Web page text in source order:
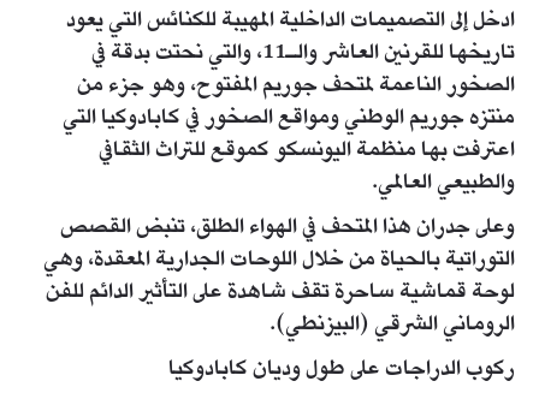
ادخل إلى التصميمات الداخلية المهيبة للكنائس التي يعود
تاريخها للقرنين العاشر والـ11، والتي نحتت بدقة في
الصخور الناعمة لمتحف جوريم المفتوح، وهو جزء من
منتزه جوريم الوطني ومواقع الصخور في كابادوكيا التي
اعترفت بها منظمة اليونسكو كموقع للتراث الثقافي
والطبيعي العالمي.
وعلى جدران هذا المتحف في الهواء الطلق، تنبض القصص
التوراتية بالحياة من خلال اللوحات الجدارية المعقدة، وهي
لوحة قماشية ساحرة تقف شاهدة على التأثير الدائم للفن
الروماني الشرقي (البيزنطي).
ركوب الدراجات على طول وديان كابادوكيا